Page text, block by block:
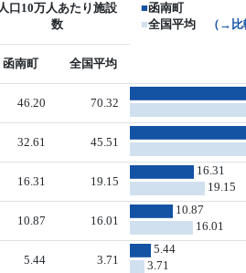
口10万人あたり施設
数
■函南町
■全国平均 （→
函南町 全国平均
46.20 70.32
32.61 45.51
16.31 19.15
16.31
19.15
10.87 16.01
10.87
16.01
5.44 3.71
5.44
3.71